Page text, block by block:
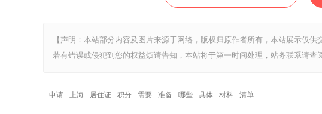
【声明：本站部分内容及图片来源于网络，版权归原作者所有，本站展示仅
若有错误或侵犯到您的权益烦请告知，本站将于第一时间处理，站务联系请查
申请 上海 居住证 积分 需要 准备 哪些 具体 材料 清单